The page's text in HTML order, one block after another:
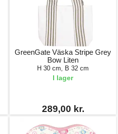
GreenGate Väska Stripe Grey
Bow Liten
H 30 cm, B 32 cm
I lager
289,00 kr.